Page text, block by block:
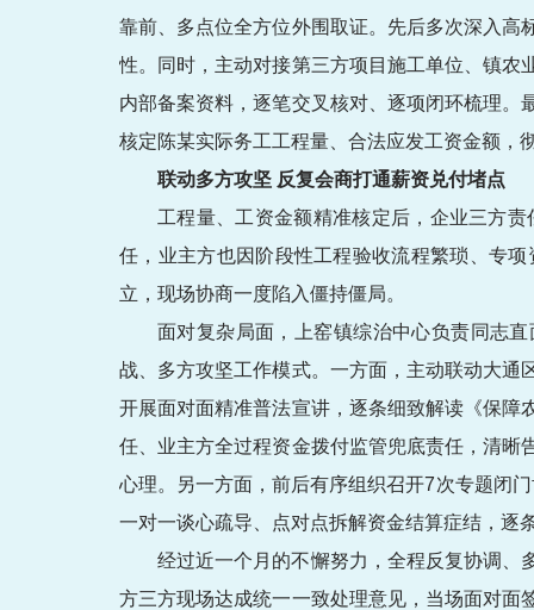
靠前、多点位全方位外围取证。先后多次深入
性。同时，主动对接第三方项目施工单位、镇
内部备案资料，逐笔交叉核对、逐项闭环梳理
核定陈某实际务工工程量、合法应发工资金额，
联动多方攻坚 反复会商打通薪资兑付堵点
工程量、工资金额精准核定后，企业三方
任，业主方也因阶段性工程验收流程繁琐、专
立，现场协商一度陷入僵持僵局。
面对复杂局面，上窑镇综治中心负责同志
战、多方攻坚工作模式。一方面，主动联动大
开展面对面精准普法宣讲，逐条细致解读《保
任、业主方全过程资金拨付监管兜底责任，清
心理。另一方面，前后有序组织召开7次专题闭
一对一谈心疏导、点对点拆解资金结算症结，逐
经过近一个月的不懈努力，全程反复协调、
方三方现场达成统一一致处理意见，当场面对